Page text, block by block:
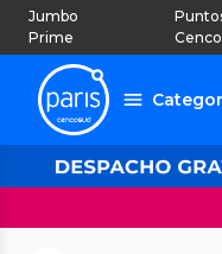
Jumbo
Prime